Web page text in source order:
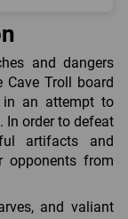
and dangers
Cave Troll board
in an attempt to
In order to defeat
artifacts and
opponents from
and valiant